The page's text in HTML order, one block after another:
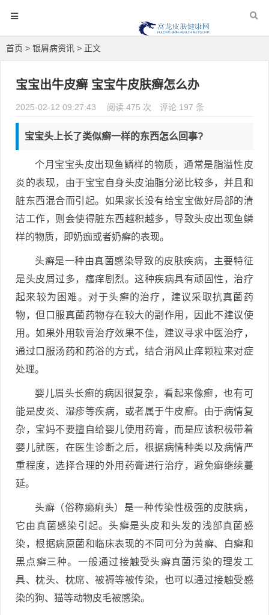
首页 > 银屑病资讯 > 正文
宝宝出牛皮癣 宝宝牛皮肤癣怎么办
2025-02-12 09:27:43 阅读 475 次 评论 197 条
宝宝头上长了类似癣一样的东西怎么回事?
个月宝宝头皮出现鱼鳞样的物质，通常是脂溢性皮
炎的表现，由于宝宝自身头皮油脂分泌比较多，并且和
脏东西混合而引起。如果家长没有给宝宝做好局部的清
洁工作，则会使得脏东西越积越多，导致头皮出现鱼鳞
样的物质，即奶痂或者奶癣的表现。
头癣是一种由真菌感染导致的皮肤疾病，主要特征
是头皮屑过多，瘙痒剧烈。这种疾病具有顽固性，治疗
起来较为困难。对于头癣的治疗，建议采取抗真菌药
物，但口服真菌药物存在较大的副作用，因此不建议使
用。如果外用软膏治疗效果不佳，建议寻求中医治疗，
通过口服汤药和药浴的方式，结合消风止痒颗粒来对症
处理。
婴儿眉头长癣的病因很复杂，看起来像癣，也有可
能是皮炎、湿疹等疾病，或者属于牛皮癣。由于病情复
杂，宝妈不要擅自给婴儿使用药膏，而是应该积极带着
婴儿就医，在医生诊断之后，根据病情种类以及病情严
重程度，选择合理的外用药膏进行治疗，避免癣继续蔓
延。
头癣（俗称癞痢头）是一种传染性极强的皮肤病，
它由真菌感染引起。头癣是头皮和头发的浅部真菌感
染，根据病原菌和临床表现的不同可分为黄癣、白癣和
黑点癣三种。一般通过接触受头癣真菌污染的理发工
具、枕头、枕席、被褥等被传染，也可以通过接触受感
染的狗、猫等动物皮毛被感染。